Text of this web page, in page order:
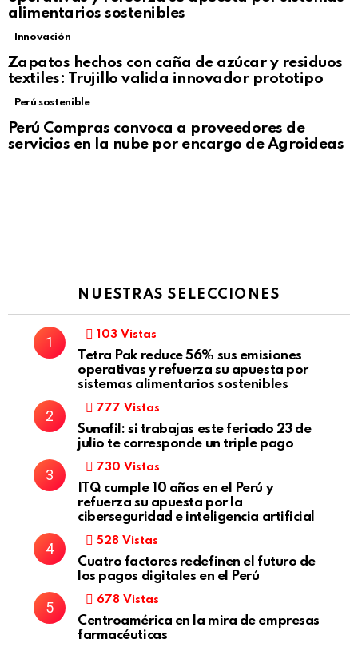
alimentarios sostenibles
Innovación
Zapatos hechos con caña de azúcar y residuos
textiles: Trujillo valida innovador prototipo
Perú sostenible
Perú Compras convoca a proveedores de
servicios en la nube por encargo de Agroideas
NUESTRAS SELECCIONES
103 Vistas
Tetra Pak reduce 56% sus emisiones
operativas y refuerza su apuesta por
sistemas alimentarios sostenibles
777 Vistas
Sunafil: si trabajas este feriado 23 de
julio te corresponde un triple pago
730 Vistas
ITQ cumple 10 años en el Perú y
refuerza su apuesta por la
ciberseguridad e inteligencia artificial
528 Vistas
Cuatro factores redefinen el futuro de
los pagos digitales en el Perú
678 Vistas
Centroamérica en la mira de empresas
farmacéuticas